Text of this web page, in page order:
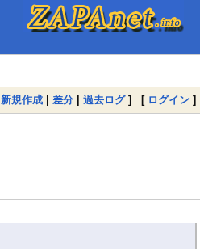
新規作成 | 差分 | 過去ログ] [ ログイン ]